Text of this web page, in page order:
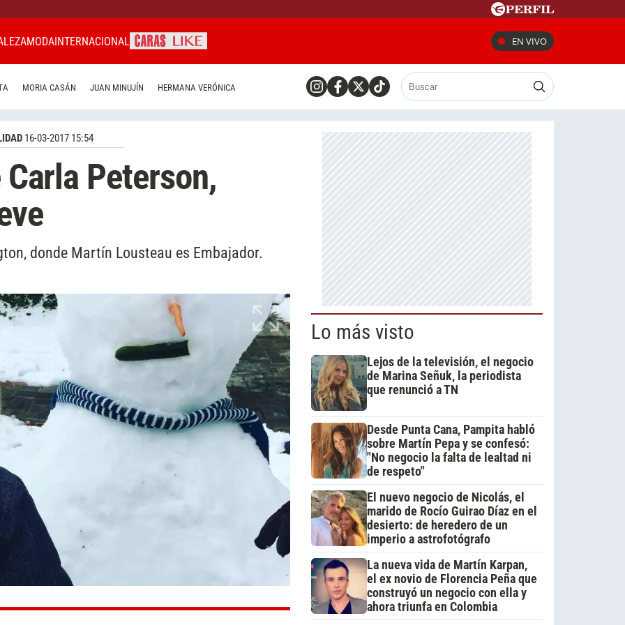
MODAINTERNACIONAL EN VIVO
MORIA CASÁN JUAN MINUJÍN HERMANA VERÓNICA
16-03-2017 15:54
Peterson,
donde Martín Lousteau es Embajador.
Lo más visto
Lejos de la televisión, el negocio
de Marina Señuk, la periodista
que renunció a TN
Desde Punta Cana, Pampita habló
sobre Martín Pepa y se confesó:
"No negocio la falta de lealtad ni
de respeto"
El nuevo negocio de Nicolás, el
marido de Rocío Guirao Díaz en el
desierto: de heredero de un
imperio a astrofotógrafo
La nueva vida de Martín Karpan,
el ex novio de Florencia Peña que
construyó un negocio con ella y
ahora triunfa en Colombia